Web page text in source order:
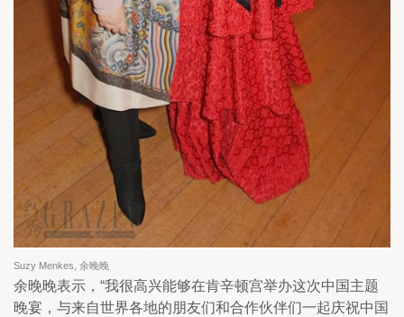
Suzy Menkes, 余晚晚
余晚晚表示，“我很高兴能够在肯辛顿宫举办这次中国主题
晚宴，与来自世界各地的朋友们和合作伙伴们一起庆祝中国